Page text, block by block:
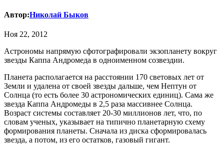
Автор:Николай Быков
Ноя 22, 2012
Астрономы напрямую сфотографировали экзопланету вокруг
звезды Каппа Андромеда в одноименном созвездии.
Планета располагается на расстоянии 170 световых лет от
Земли и удалена от своей звезды дальше, чем Нептун от
Солнца (то есть более 30 астрономических единиц). Сама же
звезда Каппа Андромеды в 2,5 раза массивнее Солнца.
Возраст системы составляет 20-30 миллионов лет, что, по
словам ученых, указывает на типично планетарную схему
формирования планеты. Сначала из диска сформировалась
звезда, а потом, из его остатков, газовый гигант.